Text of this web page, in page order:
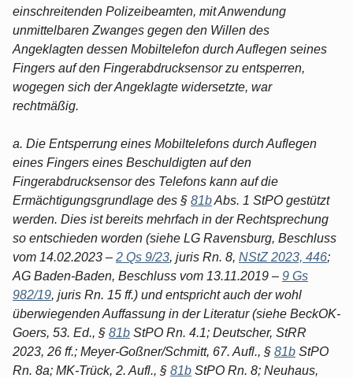
einschreitenden Polizeibeamten, mit Anwendung
unmittelbaren Zwanges gegen den Willen des
Angeklagten dessen Mobiltelefon durch Auflegen seines
Fingers auf den Fingerabdrucksensor zu entsperren,
wogegen sich der Angeklagte widersetzte, war
rechtmäßig.
a. Die Entsperrung eines Mobiltelefons durch Auflegen
eines Fingers eines Beschuldigten auf den
Fingerabdrucksensor des Telefons kann auf die
Ermächtigungsgrundlage des § 81bAbs. 1 StPO gestützt
werden. Dies ist bereits mehrfach in der Rechtsprechung
so entschieden worden (siehe LG Ravensburg, Beschluss
vom 14.02.2023 – 2 Qs 9/23, juris Rn. 8, NStZ 2023, 446;
AG Baden-Baden, Beschluss vom 13.11.2019 – 9 Gs
982/19, juris Rn. 15 ff.) und entspricht auch der wohl
überwiegenden Auffassung in der Literatur (siehe BeckOK-
Goers, 53. Ed., § 81b StPO Rn. 4.1; Deutscher, StRR
2023, 26 ff.; Meyer-Goßner/Schmitt, 67. Aufl., § 81b StPO
Rn. 8a; MK-Trück, 2. Aufl., § 81b StPO Rn. 8; Neuhaus,